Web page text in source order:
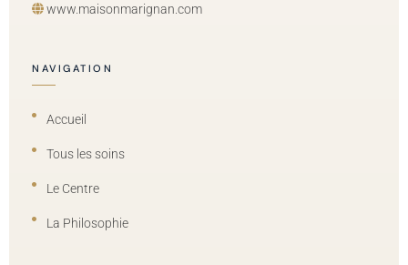
www.maisonmarignan.com
NAVIGATION
Accueil
Tous les soins
Le Centre
La Philosophie